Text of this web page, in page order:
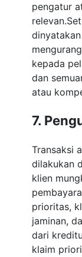
pengatur
kepada
dan
atau
7.
Transaksi
dilakukan
klien
prioritas,
jaminan,
dari
klaim